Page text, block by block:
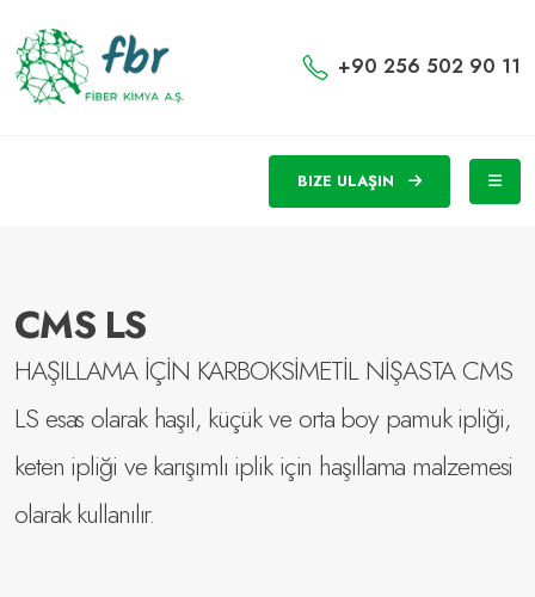
+90 256 502 90 11
BIZE ULAŞIN
CMS LS
HAŞILLAMA İÇİN KARBOKSİMETİL NİŞASTA CMS
LS esas olarak haşıl, küçük ve orta boy pamuk ipliği,
keten ipliği ve karışımlı iplik için haşıllama malzemesi
olarak kullanılır.